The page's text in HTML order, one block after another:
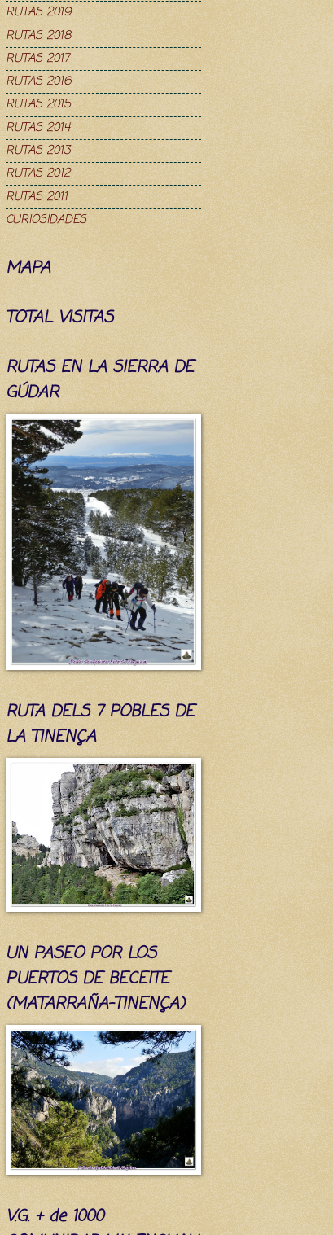
RUTAS 2019
RUTAS 2018
RUTAS 2017
RUTAS 2016
RUTAS 2015
RUTAS 2014
RUTAS 2013
RUTAS 2012
RUTAS 2011
CURIOSIDADES
MAPA
TOTAL VISITAS
RUTAS EN LA SIERRA DE
GÚDAR
RUTA DELS 7 POBLES DE
LA TINENÇA
UN PASEO POR LOS
PUERTOS DE BECEITE
(MATARRAÑA-TINENÇA)
V.G. + de 1000